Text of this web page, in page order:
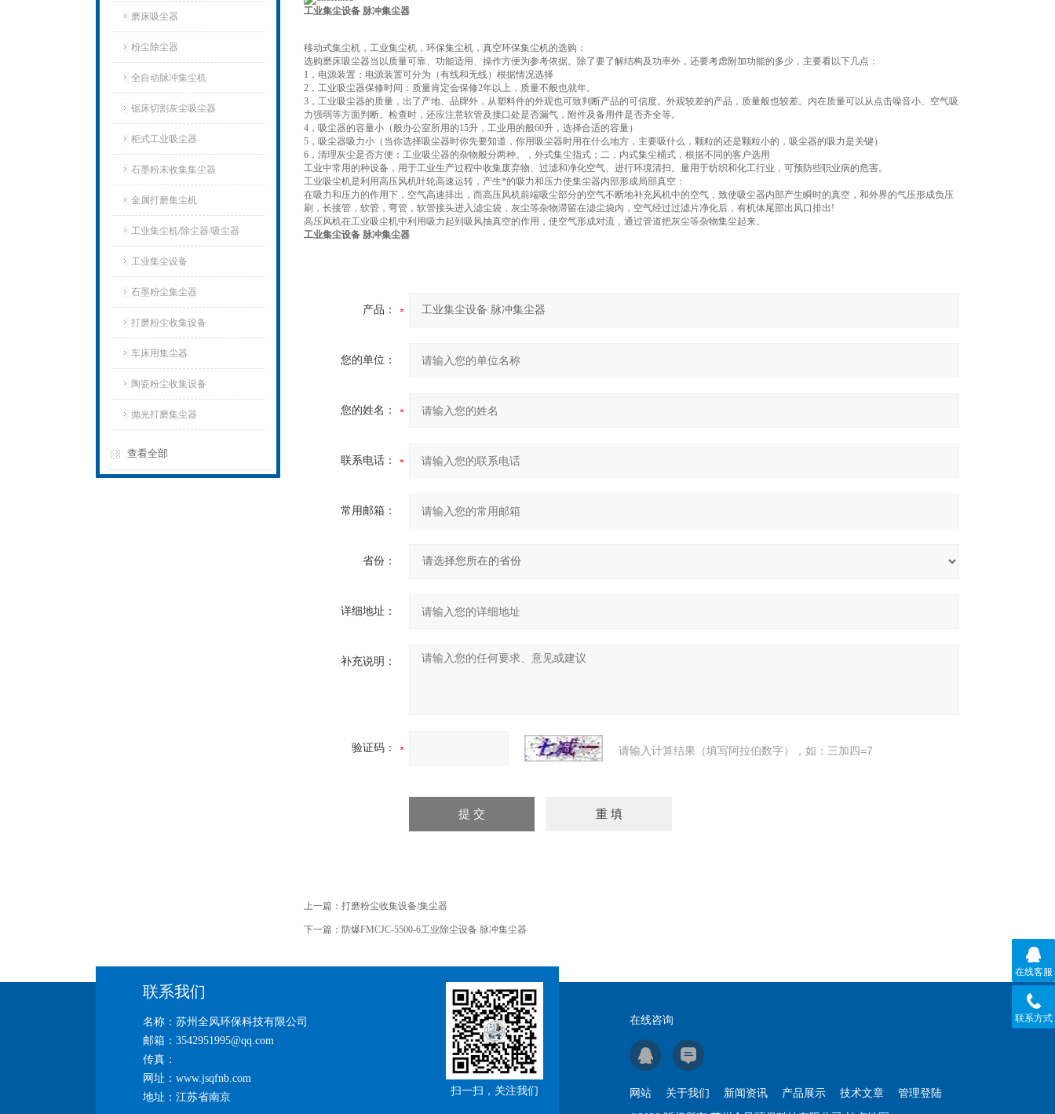
磨床吸尘器
粉尘除尘器
全自动脉冲集尘机
锯床切割灰尘吸尘器
柜式工业吸尘器
石墨粉末收集集尘器
金属打磨集尘机
工业集尘机/除尘器/吸尘器
工业集尘设备
石墨粉尘集尘器
打磨粉尘收集设备
车床用集尘器
陶瓷粉尘收集设备
抛光打磨集尘器
查看全部
工业集尘设备 脉冲集尘器
移动式集尘机，工业集尘机，环保集尘机，真空环保集尘机的选购：
选购磨床吸尘器当以质量可靠、功能适用、操作方便为参考依据。除了要了解结构及功率外，还要考虑附加功能的多少，主要看以下几点：
1，电源装置：电源装置可分为（有线和无线）根据情况选择
2，工业吸尘器保修时间：质量肯定会保修2年以上，质量不般也就年。
3，工业吸尘器的质量，出了产地、品牌外，从塑料件的外观也可致判断产品的可信度。外观较差的产品，质量般也较差。内在质量可以从点击噪音小、空气吸
力强弱等方面判断。检查时，还应注意软管及接口处是否漏气，附件及备用件是否齐全等。
4，吸尘器的容量小（般办公室所用的15升，工业用的般60升，选择合适的容量）
5，吸尘器吸力小（当你选择吸尘器时你先要知道，你用吸尘器时用在什么地方，主要吸什么，颗粒的还是颗粒小的，吸尘器的吸力是关键）
6，清理灰尘是否方便：工业吸尘器的杂物般分两种。，外式集尘指式；二，内式集尘桶式，根据不同的客户选用
工业中常用的种设备，用于工业生产过程中收集废弃物、过滤和净化空气、进行环境清扫。量用于纺织和化工行业，可预防些职业病的危害。
工业吸尘机是利用高压风机叶轮高速运转，产生*的吸力和压力使集尘器内部形成局部真空：
在吸力和压力的作用下，空气高速排出，而高压风机前端吸尘部分的空气不断地补充风机中的空气，致使吸尘器内部产生瞬时的真空，和外界的气压形成负压
刷，长接管，软管，弯管，软管接头进入滤尘袋，灰尘等杂物滞留在滤尘袋内，空气经过过滤片净化后，有机体尾部出风口排出!
高压风机在工业吸尘机中利用吸力起到吸风抽真空的作用，使空气形成对流，通过管道把灰尘等杂物集尘起来。
工业集尘设备 脉冲集尘器
产品：
您的单位：
您的姓名：
联系电话：
常用邮箱：
省份：
详细地址：
补充说明：
验证码： 请输入计算结果（填写阿拉伯数字），如：三加四=7
上一篇： 打磨粉尘收集设备/集尘器
下一篇： 防爆FMCJC-5500-6工业除尘设备 脉冲集尘器
联系我们
名称：苏州全风环保科技有限公司
邮箱：3542951995@qq.com
传真：
网址：www.jsqfnb.com
地址：江苏省南京
扫一扫，关注我们
在线咨询
网站 关于我们 新闻资讯 产品展示 技术文章 管理登陆
在线客服
联系方式